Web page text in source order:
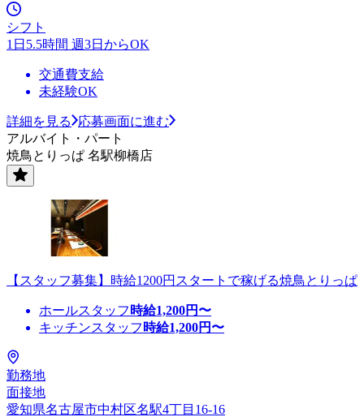
シフト
1日5.5時間 週3日からOK
交通費支給
未経験OK
詳細を見る
応募画面に進む
アルバイト・パート
焼鳥とりっぱ 名駅柳橋店
【スタッフ募集】時給1200円スタートで稼げる焼鳥とりっぱ
ホールスタッフ 時給1,200円〜
キッチンスタッフ 時給1,200円〜
勤務地
面接地
愛知県名古屋市中村区名駅4丁目16-16